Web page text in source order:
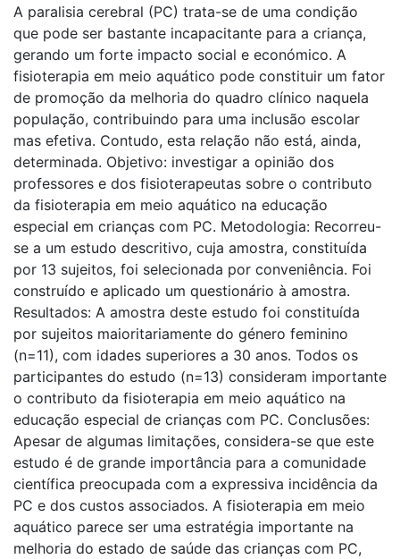
A paralisia cerebral (PC) trata-se de uma condição
que pode ser bastante incapacitante para a criança,
gerando um forte impacto social e económico. A
fisioterapia em meio aquático pode constituir um fator
de promoção da melhoria do quadro clínico naquela
população, contribuindo para uma inclusão escolar
mas efetiva. Contudo, esta relação não está, ainda,
determinada. Objetivo: investigar a opinião dos
professores e dos fisioterapeutas sobre o contributo
da fisioterapia em meio aquático na educação
especial em crianças com PC. Metodologia: Recorreu-
se a um estudo descritivo, cuja amostra, constituída
por 13 sujeitos, foi selecionada por conveniência. Foi
construído e aplicado um questionário à amostra.
Resultados: A amostra deste estudo foi constituída
por sujeitos maioritariamente do género feminino
(n=11), com idades superiores a 30 anos. Todos os
participantes do estudo (n=13) consideram importante
o contributo da fisioterapia em meio aquático na
educação especial de crianças com PC. Conclusões:
Apesar de algumas limitações, considera-se que este
estudo é de grande importância para a comunidade
científica preocupada com a expressiva incidência da
PC e dos custos associados. A fisioterapia em meio
aquático parece ser uma estratégia importante na
melhoria do estado de saúde das crianças com PC,